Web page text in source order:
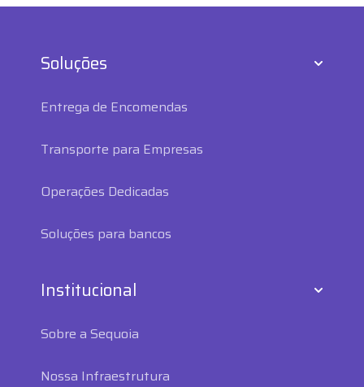
Soluções
Entrega de Encomendas
Transporte para Empresas
Operações Dedicadas
Soluções para bancos
Institucional
Sobre a Sequoia
Nossa Infraestrutura